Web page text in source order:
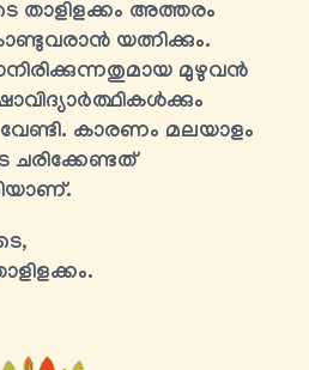
അത്തരം
യത്നിക്കും.
മുഴുവന്‍
കാരണം മലയാളം